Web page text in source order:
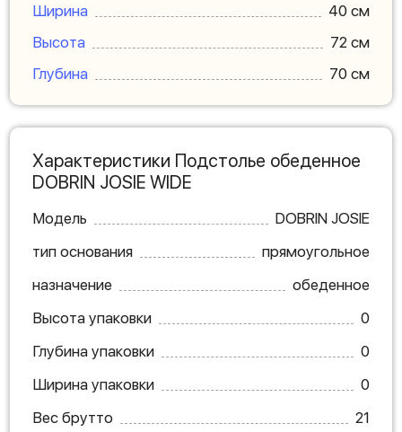
Ширина
40 см
Высота
72 см
Глубина
70 см
Характеристики Подстолье обеденное
DOBRIN JOSIE WIDE
Модель
DOBRIN JOSIE
тип основания
прямоугольное
назначение
обеденное
Высота упаковки
0
Глубина упаковки
0
Ширина упаковки
0
Вес брутто
21